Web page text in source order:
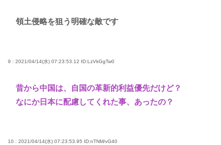
領土侵略を狙う明確な敵です
9 : 2021/04/14(水) 07:23:53.12 ID:LzVkGgTw0
昔から中国は、自国の革新的利益優先だけど？
なにか日本に配慮してくれた事、あったの？
10 : 2021/04/14(水) 07:23:53.95 ID:nTNM/vG40